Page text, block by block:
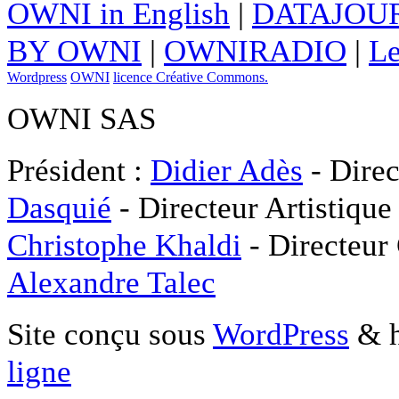
OWNI in English |
BY OWNI | OWNIRADIO |
Wordpress OWNI licence Créative Commons.
OWNI SAS
Président : Didier Adès -
Dasquié - Directeur
Christophe Khaldi -
Alexandre Talec
Site conçu sous WordPress &
ligne